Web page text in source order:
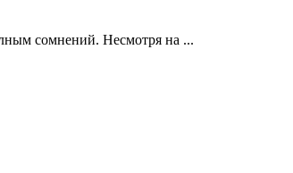
сомнений. Несмотря на ...